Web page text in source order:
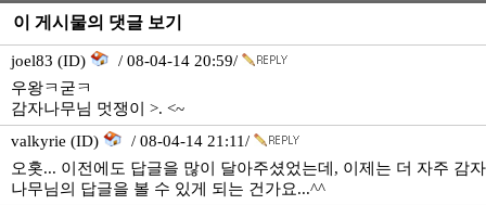
이 게시물의 댓글 보기
joel83 (ID)
/ 08-04-14 20:59/
우왕ㅋ굳ㅋ
감자나무님 멋쟁이 >. <~
valkyrie (ID)
/ 08-04-14 21:11/
오홋... 이전에도 답글을 많이 달아주셨었는데, 이제는 더 자주 감자
나무님의 답글을 볼 수 있게 되는 건가요...^^